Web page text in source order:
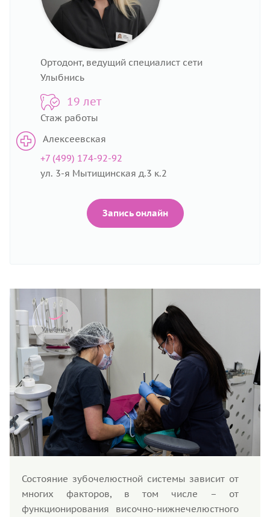
Ортодонт, ведущий специалист сети
Улыбнись
19 лет
Стаж работы
Алексеевская
+7 (499) 174-92-92
ул. 3-я Мытищинская д.3 к.2
Запись онлайн
Состояние зубочелюстной системы зависит от
многих факторов, в том числе – от
функционирования височно-нижнечелюстного